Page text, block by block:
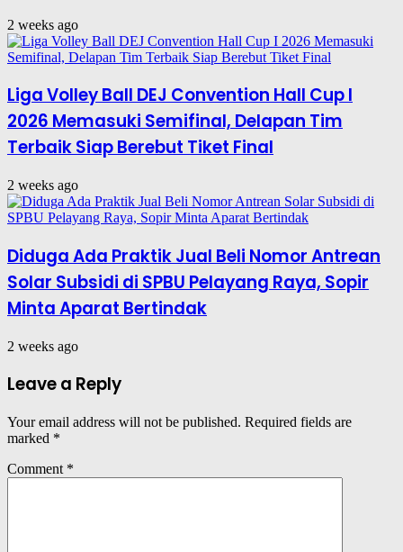
2 weeks ago
Liga Volley Ball DEJ Convention Hall Cup I
2026 Memasuki Semifinal, Delapan Tim
Terbaik Siap Berebut Tiket Final
2 weeks ago
Diduga Ada Praktik Jual Beli Nomor Antrean
Solar Subsidi di SPBU Pelayang Raya, Sopir
Minta Aparat Bertindak
2 weeks ago
Leave a Reply
Your email address will not be published. Required fields are
marked *
Comment *